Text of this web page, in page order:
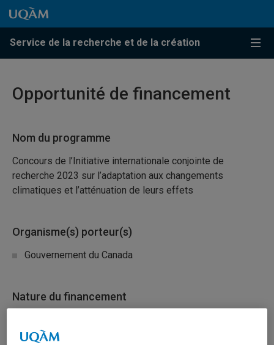
Passer au contenu
Accéder au menu principal
Accéder à la recherche
Passer au contenu
Accéder au menu principal
Service de la recherche et de la création
Menu
Opportunité de financement
Nom du programme
Concours de l’Initiative internationale conjointe de
recherche 2023 sur l’adaptation aux changements
climatiques et l’atténuation de leurs effets
Organisme(s) porteur(s)
Gouvernement du Canada
Nature du financement